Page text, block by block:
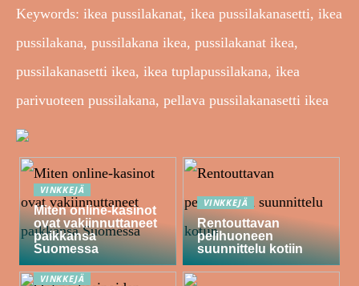
Keywords: ikea pussilakanat, ikea pussilakanasetti, ikea
pussilakana, pussilakana ikea, pussilakanat ikea,
pussilakanasetti ikea, ikea tuplapussilakana, ikea
parivuoteen pussilakana, pellava pussilakanasetti ikea
VINKKEJÄ
Miten online-kasinot
ovat vakiinnuttaneet
paikkansa
Suomessa
VINKKEJÄ
Rentouttavan
pelihuoneen
suunnittelu kotiin
VINKKEJÄ